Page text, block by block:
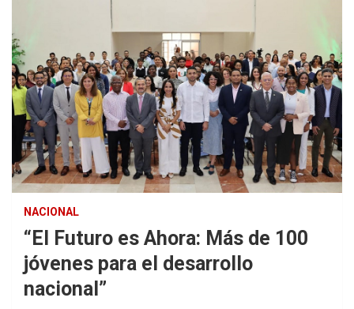
NACIONAL
“El Futuro es Ahora: Más de 100
jóvenes para el desarrollo
nacional”